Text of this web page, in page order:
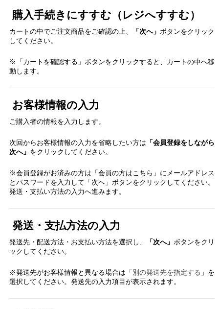
購入手続きにすすむ（レジへすすむ）
カートの中でご注文商品をご確認の上、 「次へ」 ボタンをクリック
してください。
※「カートを確認する」ボタンをクリックすると、カートの中へ移
動します。
お客様情報の入力
ご購入者の情報を入力します。
次回からお客様情報の入力を省略したい方は 「会員登録をしながら
次へ」 をクリックしてください。
※会員登録がお済みの方は「会員の方はこちら」にメールアドレス
とパスワードを入力して「次へ」ボタンをクリックしてください。
発送・支払い方法の入力へ進みます。
発送・支払方法の入力
発送先・配送方法・お支払い方法を選択し、 「次へ」 ボタンをクリ
ックしてください。
※発送先がお客様情報と異なる場合は「別の発送先を指定する 」を
選択してください。発送先の入力項目が表示されます。